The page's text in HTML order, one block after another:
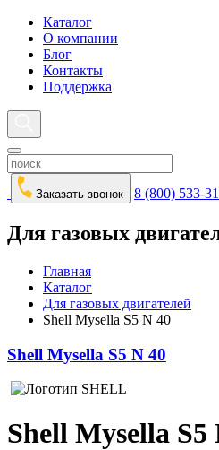
Каталог
О компании
Блог
Контакты
Поддержка
Заказать звонок 8 (800) 533-
Для газовых
Главная
Каталог
Для газовых двигателей
Shell Mysella S5 N 40
Shell Mysella S5 N 40
Shell Mysella S5